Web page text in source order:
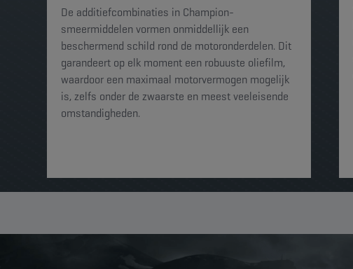
De additiefcombinaties in Champion-
smeermiddelen vormen onmiddellijk een
beschermend schild rond de motoronderdelen. Dit
garandeert op elk moment een robuuste oliefilm,
waardoor een maximaal motorvermogen mogelijk
is, zelfs onder de zwaarste en meest veeleisende
omstandigheden.